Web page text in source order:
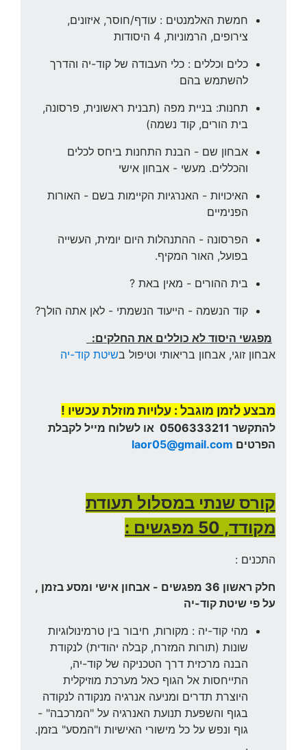
חמשת האלמנטים : עודף/חוסר, איזונים,
צירופים, הרמוניות, 4 היסודות
כלים וכללים : כלי העבודה של קוד-יה והדרך
להשתמש בהם
תחנות: בניית מפה (תבנית ראשונית, פרסונה,
בית הורים, קוד נשמה)
אבחון שם - הבנת התחנות ביחס לכלים
והכללים. מעשי - אבחון אישי
האיכויות - האנרגיות הקיימות בשם - האורות
הפנימיים
הפרסונה - ההתנהלות היום יומית, העשייה
בפועל, האור המקיף.
בית ההורים - מאין באת ?
קוד הנשמה - הייעוד הנשמתי - לאן אתה הולך?
מפגשי היסוד לא כוללים את החלקים:
אבחון זוגי, אבחון בריאותי וטיפול בשיטת קוד-יה
מבצע לזמן מוגבל : עלויות מוזלת עכשיו !
להתקשר 0506333211 או לשלוח מייל לקבלת
הפרטים laor05@gmail.com
קורס שנתי במסלול תעודת
מקודד, 50 מפגשים :
התכנים :
חלק ראשון 36 מפגשים - אבחון אישי ומסע בזמן ,
על פי שיטת קוד-יה
מהי קוד-יה : מקורות, חיבור בין טרמינולוגיות
שונות (תורות המזרח, קבלה יהודית) לנקודת
הבנה מרכזית דרך הטכניקה של קוד-יה,
התייחסות אל הגוף כאל מערכת מוזיקלית
היוצרת תדרים ומניעה אנרגיה מנקודה לנקודה
בגוף והשפעת תנועת האנרגיה על "המרכבה" -
גוף ונפש על כל מישורי האישיות ו"המסע" בזמן.
.